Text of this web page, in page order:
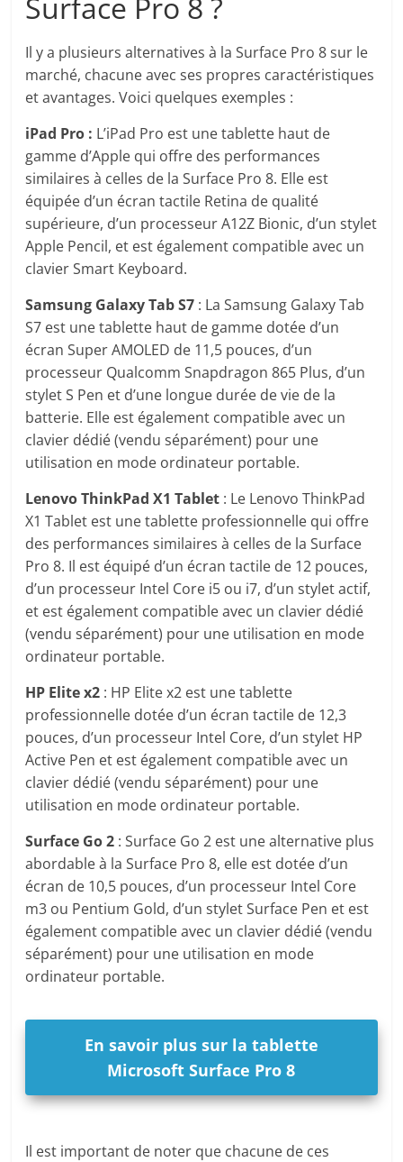
Il y a plusieurs alternatives à la Surface Pro 8 sur le
marché, chacune avec ses propres caractéristiques
et avantages. Voici quelques exemples :
iPad Pro : L’iPad Pro est une tablette haut de
gamme d’Apple qui offre des performances
similaires à celles de la Surface Pro 8. Elle est
équipée d’un écran tactile Retina de qualité
supérieure, d’un processeur A12Z Bionic, d’un stylet
Apple Pencil, et est également compatible avec un
clavier Smart Keyboard.
Samsung Galaxy Tab S7 : La Samsung Galaxy Tab
S7 est une tablette haut de gamme dotée d’un
écran Super AMOLED de 11,5 pouces, d’un
processeur Qualcomm Snapdragon 865 Plus, d’un
stylet S Pen et d’une longue durée de vie de la
batterie. Elle est également compatible avec un
clavier dédié (vendu séparément) pour une
utilisation en mode ordinateur portable.
Lenovo ThinkPad X1 Tablet : Le Lenovo ThinkPad
X1 Tablet est une tablette professionnelle qui offre
des performances similaires à celles de la Surface
Pro 8. Il est équipé d’un écran tactile de 12 pouces,
d’un processeur Intel Core i5 ou i7, d’un stylet actif,
et est également compatible avec un clavier dédié
(vendu séparément) pour une utilisation en mode
ordinateur portable.
HP Elite x2 : HP Elite x2 est une tablette
professionnelle dotée d’un écran tactile de 12,3
pouces, d’un processeur Intel Core, d’un stylet HP
Active Pen et est également compatible avec un
clavier dédié (vendu séparément) pour une
utilisation en mode ordinateur portable.
Surface Go 2 : Surface Go 2 est une alternative plus
abordable à la Surface Pro 8, elle est dotée d’un
écran de 10,5 pouces, d’un processeur Intel Core
m3 ou Pentium Gold, d’un stylet Surface Pen et est
également compatible avec un clavier dédié (vendu
séparément) pour une utilisation en mode
ordinateur portable.
En savoir plus sur la tablette
Microsoft Surface Pro 8
Il est important de noter que chacune de ces